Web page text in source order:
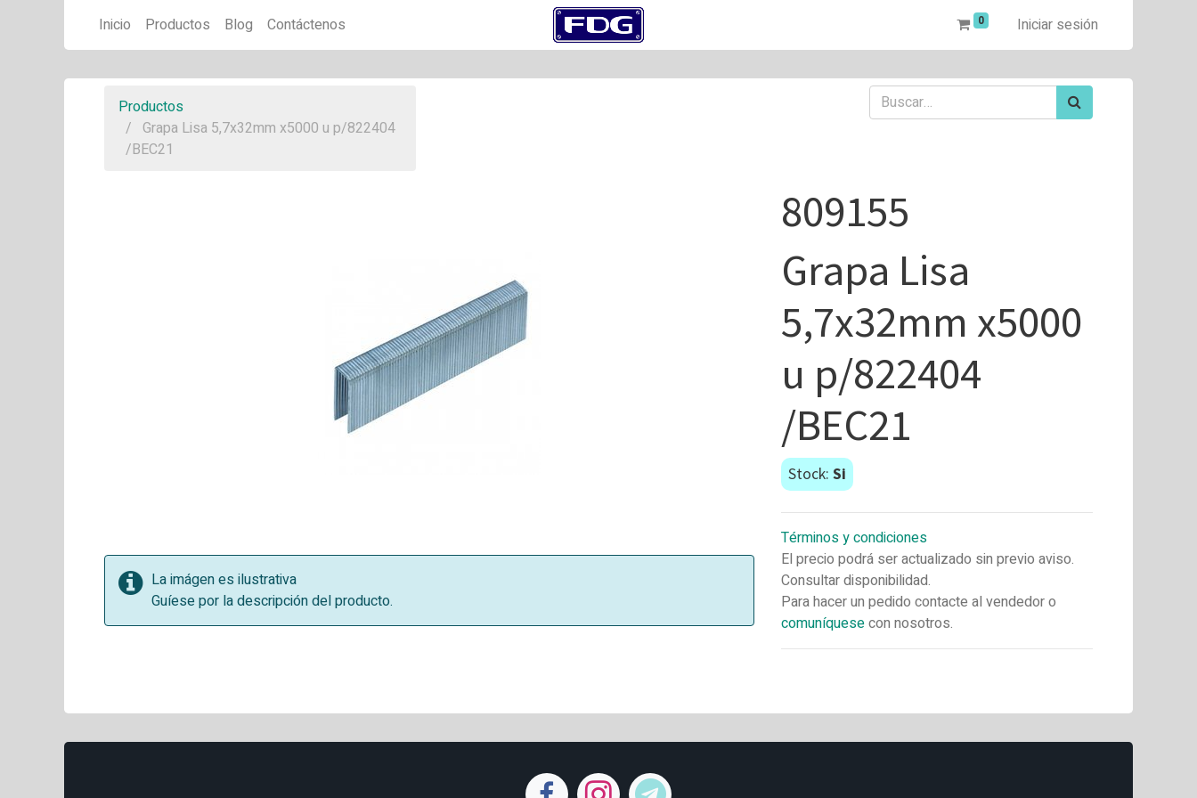
Inicio Productos Blog Contáctenos 0 Iniciar sesión
Productos
Grapa Lisa 5,7x32mm x5000 u p/822404
/BEC21
La imágen es ilustrativa
Guíese por la descripción del producto.
809155
Grapa Lisa
5,7x32mm x5000
u p/822404
/BEC21
Stock: Si
Términos y condiciones
El precio podrá ser actualizado sin previo aviso.
Consultar disponibilidad.
Para hacer un pedido contacte al vendedor o
comuníquesecon nosotros.